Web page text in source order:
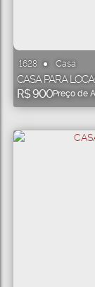
1628 Casa
R$900Preço de
CASA PARA